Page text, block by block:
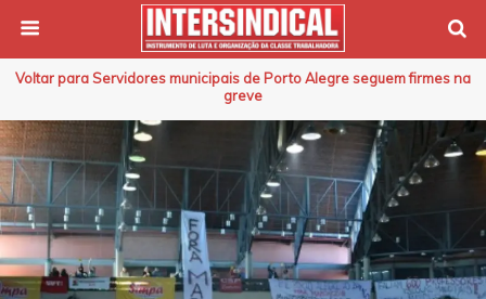
Voltar para Servidores municipais de Porto Alegre seguem firmes na
greve